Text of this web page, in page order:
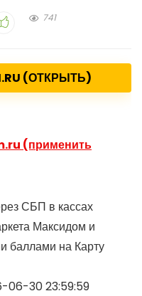
741
(ОТКРЫТЬ)
(применить
СБП в кассах
Максидом и
баллами на Карту
06-30 23:59:59